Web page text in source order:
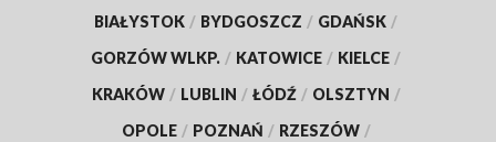
BIAŁYSTOK / BYDGOSZCZ / GDAŃSK /
GORZÓW WLKP. / KATOWICE / KIELCE /
KRAKÓW / LUBLIN / ŁÓDŹ / OLSZTYN /
OPOLE / POZNAŃ / RZESZÓW /